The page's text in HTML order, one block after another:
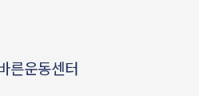
른운동센터